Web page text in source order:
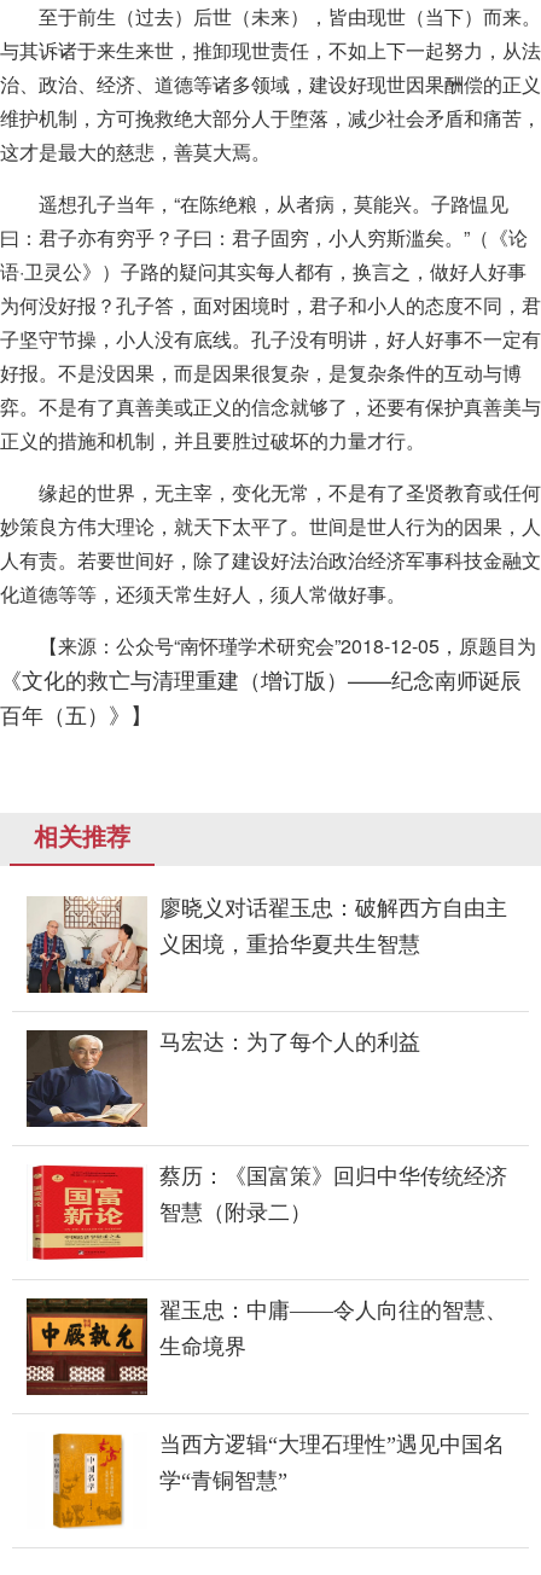
至于前生（过去）后世（未来），皆由现世（当下）而来。
与其诉诸于来生来世，推卸现世责任，不如上下一起努力，从法
治、政治、经济、道德等诸多领域，建设好现世因果酬偿的正义
维护机制，方可挽救绝大部分人于堕落，减少社会矛盾和痛苦，
这才是最大的慈悲，善莫大焉。
遥想孔子当年，“在陈绝粮，从者病，莫能兴。子路愠见
曰：君子亦有穷乎？子曰：君子固穷，小人穷斯滥矣。”（《论
语·卫灵公》）子路的疑问其实每人都有，换言之，做好人好事
为何没好报？孔子答，面对困境时，君子和小人的态度不同，君
子坚守节操，小人没有底线。孔子没有明讲，好人好事不一定有
好报。不是没因果，而是因果很复杂，是复杂条件的互动与博
弈。不是有了真善美或正义的信念就够了，还要有保护真善美与
正义的措施和机制，并且要胜过破坏的力量才行。
缘起的世界，无主宰，变化无常，不是有了圣贤教育或任何
妙策良方伟大理论，就天下太平了。世间是世人行为的因果，人
人有责。若要世间好，除了建设好法治政治经济军事科技金融文
化道德等等，还须天常生好人，须人常做好事。
【来源：公众号“南怀瑾学术研究会”2018-12-05，原题目为
《文化的救亡与清理重建 （增订版） ——纪念南师诞辰
百年 （五）》】
相关推荐
廖晓义对话翟玉忠：破解西方自由主
义困境，重拾华夏共生智慧
马宏达：为了每个人的利益
蔡历：《国富策》回归中华传统经济
智慧（附录二）
翟玉忠：中庸——令人向往的智慧、
生命境界
当西方逻辑“大理石理性”遇见中国名
学“青铜智慧”